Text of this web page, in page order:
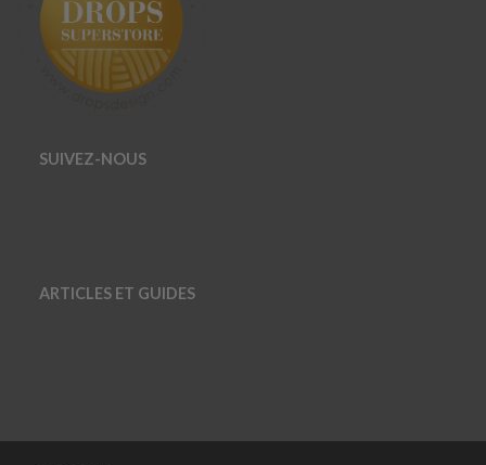
SUIVEZ-NOUS
ARTICLES ET GUIDES